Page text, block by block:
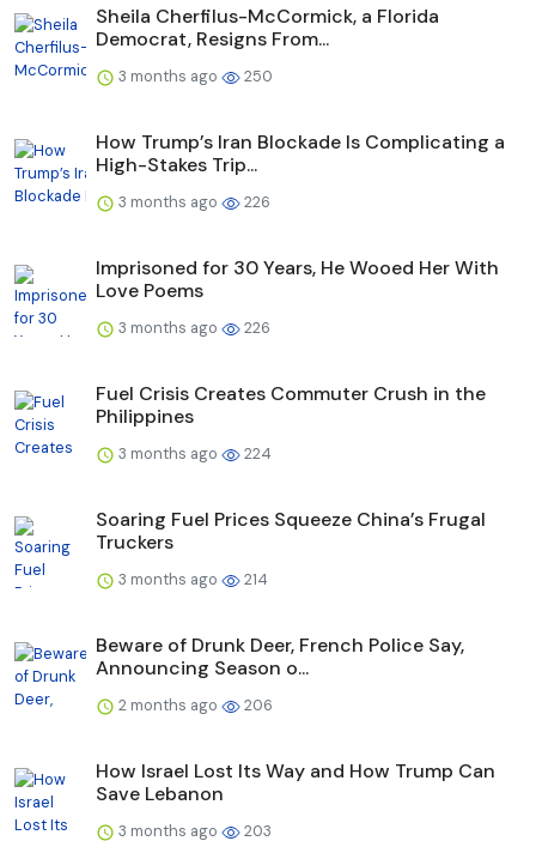
Sheila Cherfilus-McCormick, a Florida
Democrat, Resigns From...
3 months ago 250
How Trump’s Iran Blockade Is Complicating a
High-Stakes Trip...
3 months ago 226
Imprisoned for 30 Years, He Wooed Her With
Love Poems
3 months ago 226
Fuel Crisis Creates Commuter Crush in the
Philippines
3 months ago 224
Soaring Fuel Prices Squeeze China’s Frugal
Truckers
3 months ago 214
Beware of Drunk Deer, French Police Say,
Announcing Season o...
2 months ago 206
How Israel Lost Its Way and How Trump Can
Save Lebanon
3 months ago 203